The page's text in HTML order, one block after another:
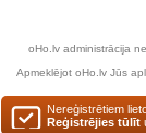
oHo.lv administrācija
Apmeklējot oHo.lv Jūs
Nereģistrētiem
Reģistrējies tūlīt